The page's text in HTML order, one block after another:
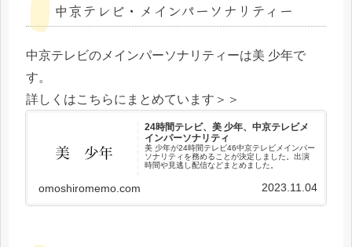
中京テレビ・メインパーソナリティー
中京テレビのメインパーソナリティーは美 少年で
す。
詳しくはこちらにまとめています＞＞
24時間テレビ、美 少年、中京テレビメ
インパーソナリティ
美 少年が24時間テレビ46中京テレビメインパー
ソナリティを務めることが決定しました。出演
時間や見逃し配信などまとめました。
omoshiromemo.com 2023.11.04